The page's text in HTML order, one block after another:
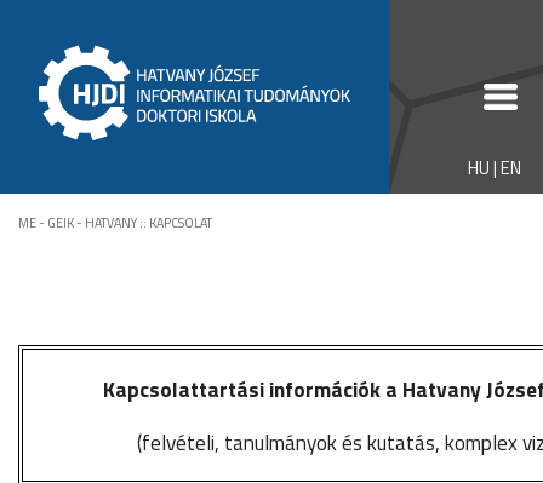
HU|EN
ME - GEIK - HATVANY:: KAPCSOLAT
Kapcsolattartási információk a Hatvany
(felvételi, tanulmányok és kutatás, komplex